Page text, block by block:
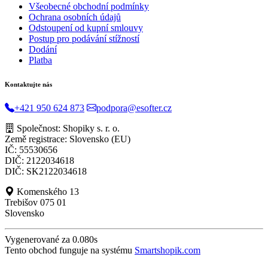
Všeobecné obchodní podmínky
Ochrana osobních údajů
Odstoupení od kupní smlouvy
Postup pro podávání stížností
Dodání
Platba
Kontaktujte nás
+421 950 624 873
podpora@esofter.cz
Společnost: Shopiky s. r. o.
Země registrace: Slovensko (EU)
IČ: 55530656
DIČ: 2122034618
DIČ: SK2122034618
Komenského 13
Trebišov 075 01
Slovensko
Vygenerované za 0.080s
Tento obchod funguje na systému Smartshopik.com